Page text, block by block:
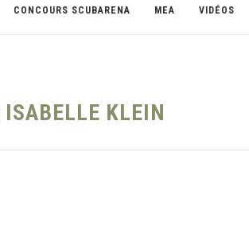
CONCOURS SCUBARENA MEA VIDÉOS
ISABELLE KLEIN